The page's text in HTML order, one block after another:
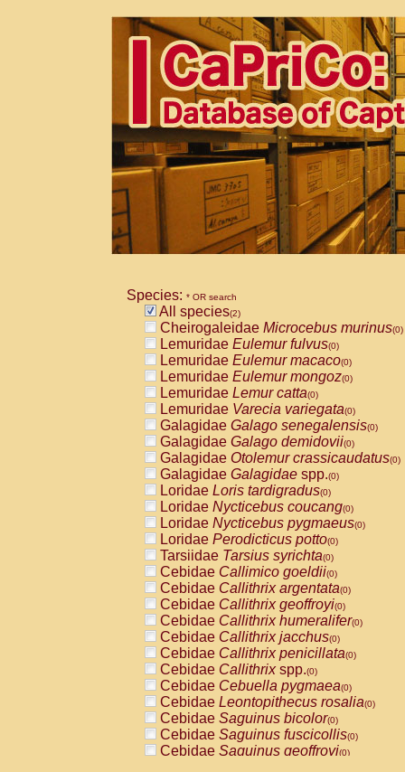
Species: * OR search
All species(2)
Cheirogaleidae Microcebus murinus(0)
Lemuridae Eulemur fulvus(0)
Lemuridae Eulemur macaco(0)
Lemuridae Eulemur mongoz(0)
Lemuridae Lemur catta(0)
Lemuridae Varecia variegata(0)
Galagidae Galago senegalensis(0)
Galagidae Galago demidovii(0)
Galagidae Otolemur crassicaudatus(0)
Galagidae Galagidae spp.(0)
Loridae Loris tardigradus(0)
Loridae Nycticebus coucang(0)
Loridae Nycticebus pygmaeus(0)
Loridae Perodicticus potto(0)
Tarsiidae Tarsius syrichta(0)
Cebidae Callimico goeldii(0)
Cebidae Callithrix argentata(0)
Cebidae Callithrix geoffroyi(0)
Cebidae Callithrix humeralifer(0)
Cebidae Callithrix jacchus(0)
Cebidae Callithrix penicillata(0)
Cebidae Callithrixspp.(0)
Cebidae Cebuella pygmaea(0)
Cebidae Leontopithecus rosalia(0)
Cebidae Saguinus bicolor(0)
Cebidae Saguinus fuscicollis(0)
Cebidae Saguinus geoffroyi(0)